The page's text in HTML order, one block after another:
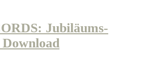
Jubiläums-